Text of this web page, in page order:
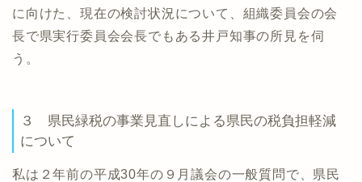
に向けた、現在の検討状況について、組織委員会の会
長で県実行委員会会長でもある井戸知事の所見を伺
う。
３ 県民緑税の事業見直しによる県民の税負担軽減
について
私は２年前の平成30年の９月議会の一般質問で、県民